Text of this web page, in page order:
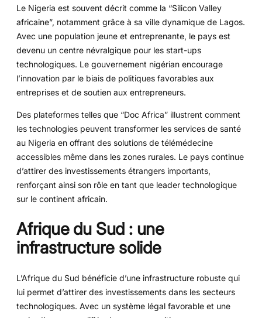
Le Nigeria est souvent décrit comme la “Silicon Valley
africaine”, notamment grâce à sa ville dynamique de Lagos.
Avec une population jeune et entreprenante, le pays est
devenu un centre névralgique pour les start-ups
technologiques. Le gouvernement nigérian encourage
l’innovation par le biais de politiques favorables aux
entreprises et de soutien aux entrepreneurs.
Des plateformes telles que “Doc Africa” illustrent comment
les technologies peuvent transformer les services de santé
au Nigeria en offrant des solutions de télémédecine
accessibles même dans les zones rurales. Le pays continue
d’attirer des investissements étrangers importants,
renforçant ainsi son rôle en tant que leader technologique
sur le continent africain.
Afrique du Sud : une
infrastructure solide
L’Afrique du Sud bénéficie d’une infrastructure robuste qui
lui permet d’attirer des investissements dans les secteurs
technologiques. Avec un système légal favorable et une